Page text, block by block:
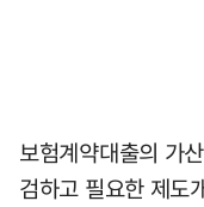
보험계약대출의 가
검하고 필요한 제도